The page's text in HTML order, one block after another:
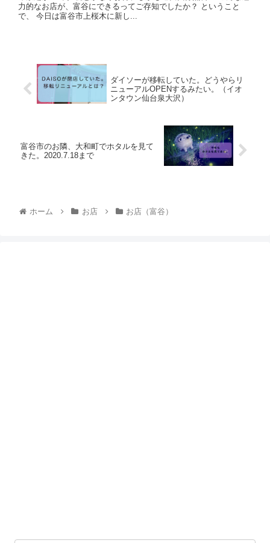
力的なお店が、富谷にできるってご存知でしたか？ ということ
で、 今日は富谷市上桜木に新し...
ダイソーが移転していた。どうやらリ
ニューアルOPENするみたい。（イオ
ンタウン仙台泉大沢）
富谷市のお隣、大和町でホタルを見て
きた。2020.7.18まで
ホーム お店 お店（富谷）